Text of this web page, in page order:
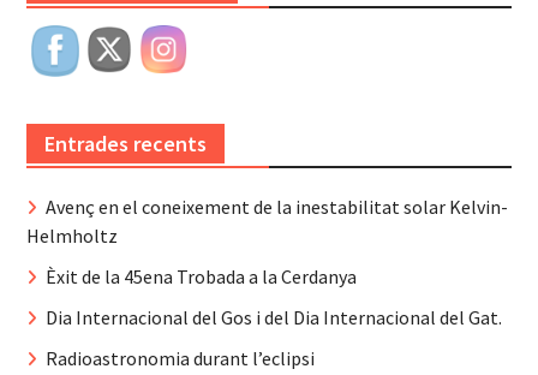
Entrades recents
Avenç en el coneixement de la inestabilitat solar Kelvin-
Helmholtz
Èxit de la 45ena Trobada a la Cerdanya
Dia Internacional del Gos i del Dia Internacional del Gat.
Radioastronomia durant l’eclipsi